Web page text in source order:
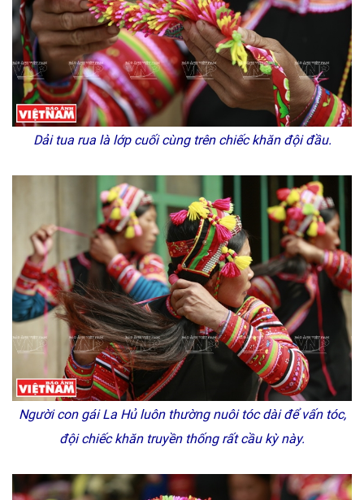
Dải tua rua là lớp cuối cùng trên chiếc khăn đội đầu.
Người con gái La Hủ luôn thường nuôi tóc dài để vấn tóc,
đội chiếc khăn truyền thống rất cầu kỳ này.